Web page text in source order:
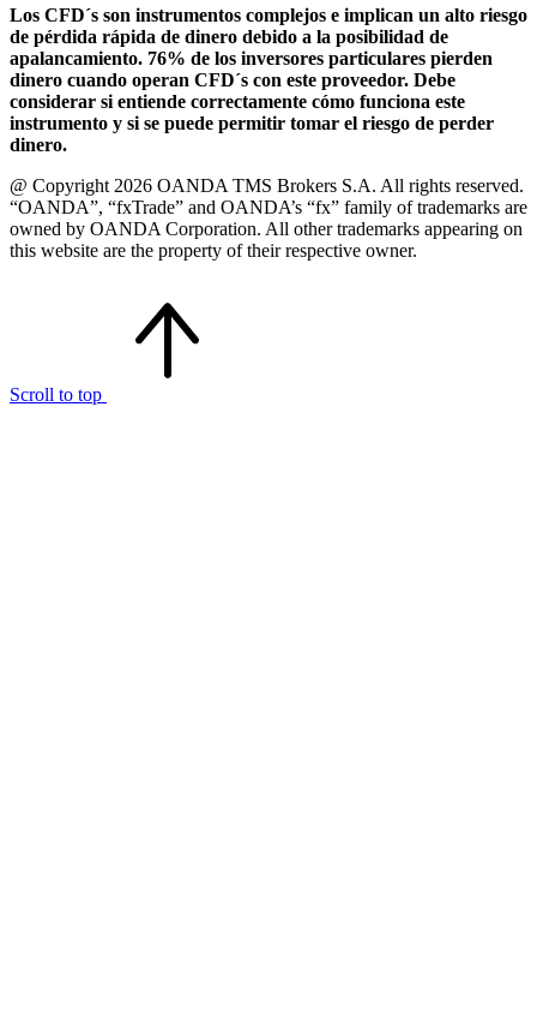
Los CFD´s son instrumentos complejos e implican un alto riesgo
de pérdida rápida de dinero debido a la posibilidad de
apalancamiento. 76% de los inversores particulares pierden
dinero cuando operan CFD´s con este proveedor. Debe
considerar si entiende correctamente cómo funciona este
instrumento y si se puede permitir tomar el riesgo de perder
dinero.
@ Copyright 2026 OANDA TMS Brokers S.A. All rights reserved.
“OANDA”, “fxTrade” and OANDA’s “fx” family of trademarks are
owned by OANDA Corporation. All other trademarks appearing on
this website are the property of their respective owner.
Scroll to top